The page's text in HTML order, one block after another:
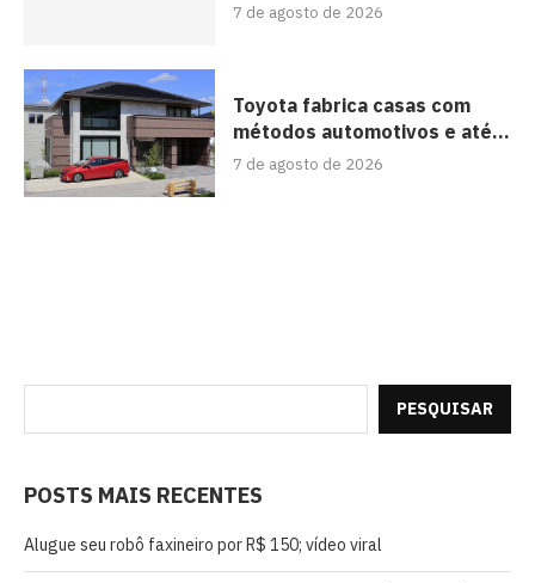
7 de agosto de 2026
Toyota fabrica casas com
métodos automotivos e até...
7 de agosto de 2026
PESQUISAR
POSTS MAIS RECENTES
Alugue seu robô faxineiro por R$ 150; vídeo viral